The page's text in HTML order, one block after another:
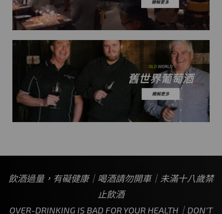
飲酒過量，有礙健康｜喝酒請勿開車｜未滿十八歲禁
止飲酒
OVER-DRINKING IS BAD FOR YOUR HEALTH｜DON’T